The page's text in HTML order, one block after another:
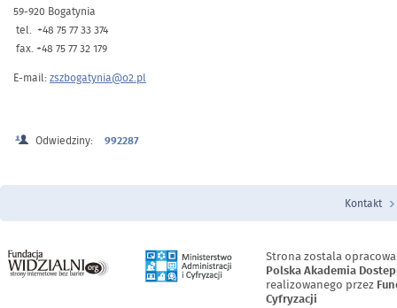
59-920 Bogatynia
tel. +48 75 77 33 374
fax. +48 75 77 32 179
E-mail: zszbogatynia@o2.pl
Odwiedziny: 992287
Menu Stopka
Kontakt
Strona zostala
Polska Akademia
realizowanego przez
Cyfryzacji